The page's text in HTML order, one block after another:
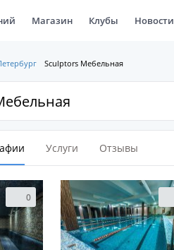
Магазин Клубы Новости
Sculptors Мебельная
Услуги Отзывы
0